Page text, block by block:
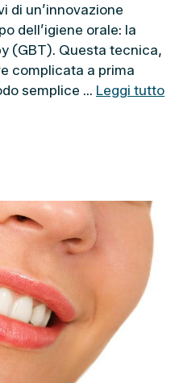
di un’innovazione
dell’igiene orale: la
(GBT). Questa tecnica,
complicata a prima
semplice … Leggi tutto